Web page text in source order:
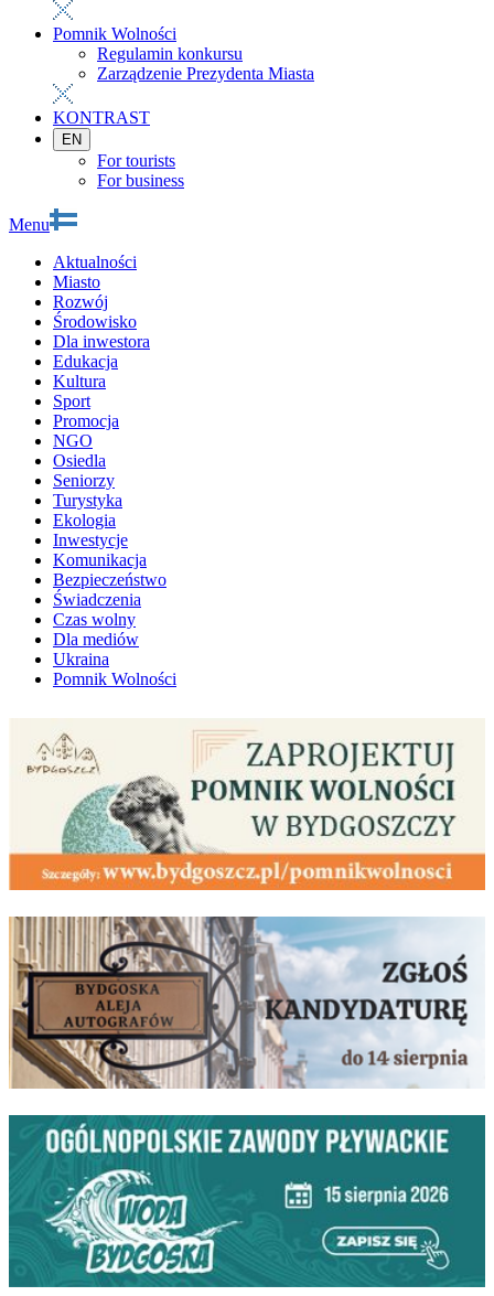
Pomnik Wolności
Regulamin konkursu
Zarządzenie Prezydenta Miasta
KONTRAST
EN
For tourists
For business
Menu
Aktualności
Miasto
Rozwój
Środowisko
Dla inwestora
Edukacja
Kultura
Sport
Promocja
NGO
Osiedla
Seniorzy
Turystyka
Ekologia
Inwestycje
Komunikacja
Bezpieczeństwo
Świadczenia
Czas wolny
Dla mediów
Ukraina
Pomnik Wolności